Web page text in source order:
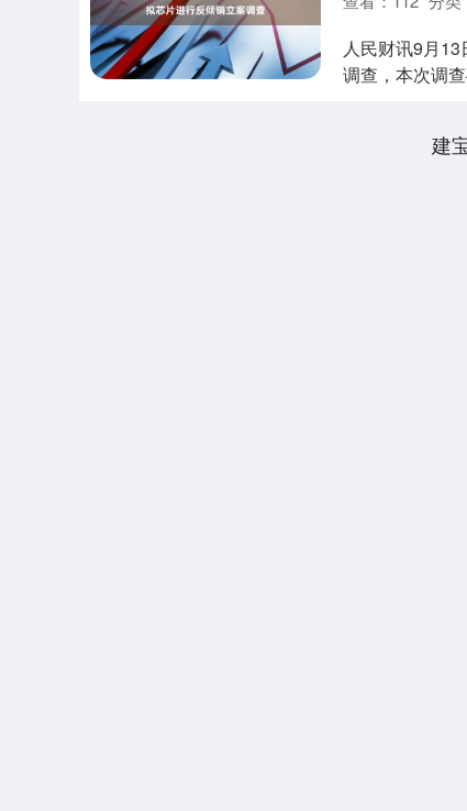
人民财讯9月
调查，本次调
建